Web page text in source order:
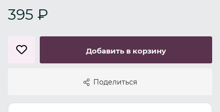
395 ₽
Добавить в корзину
Поделиться